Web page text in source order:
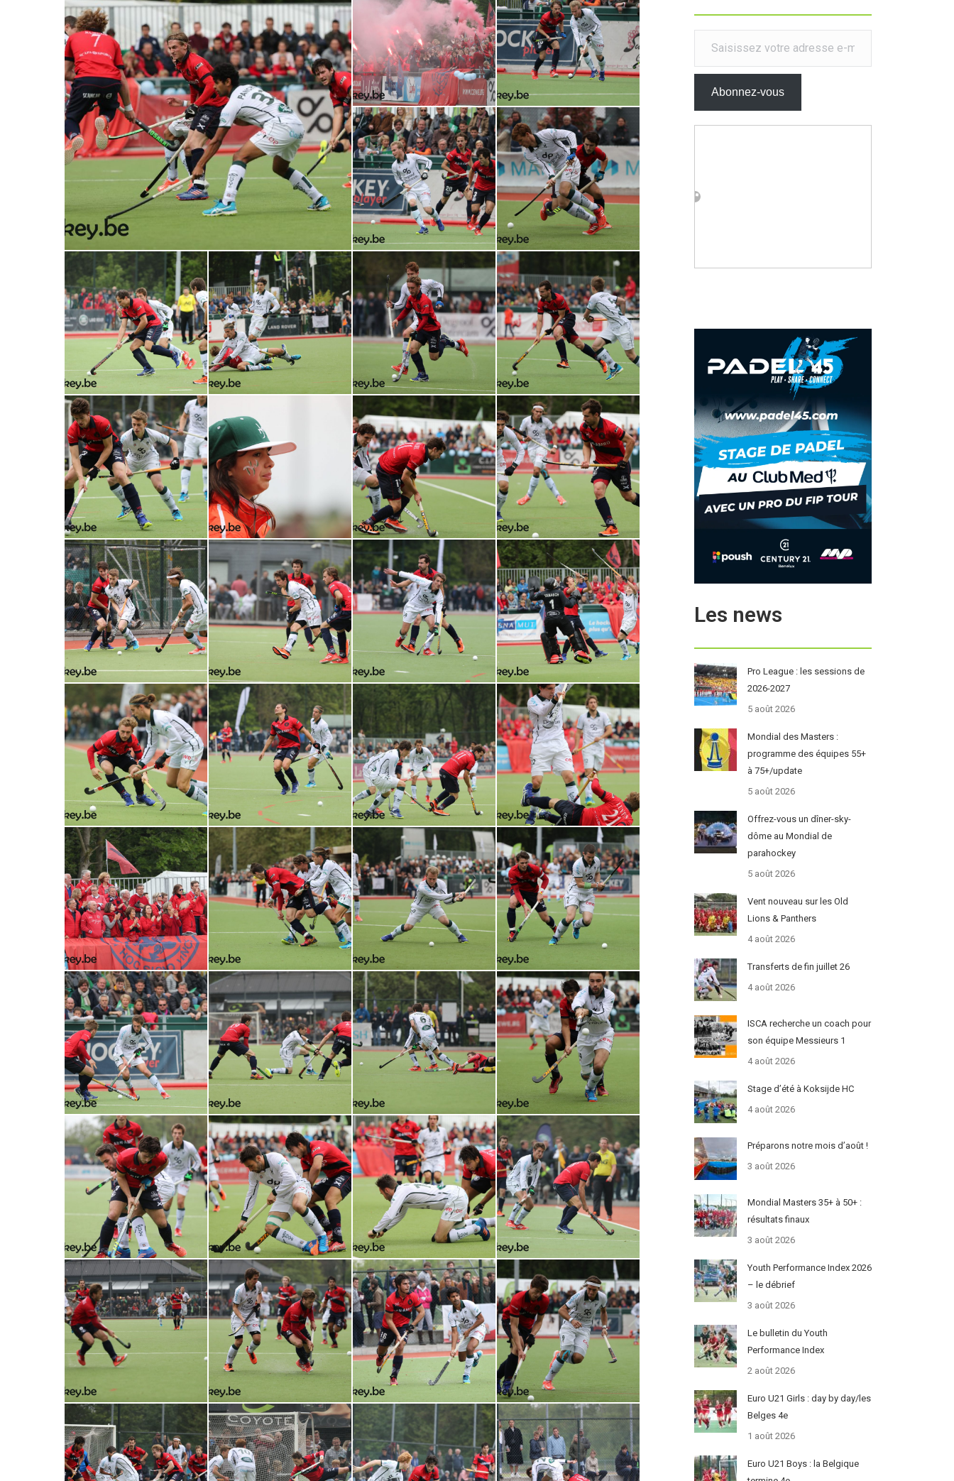
Saisissez votre adresse e-mail…
Abonnez-vous
Les news
Pro League : les sessions de
2026-2027
5 août 2026
Mondial des Masters :
programme des équipes 55+
à 75+/update
5 août 2026
Offrez-vous un dîner-sky-
dôme au Mondial de
parahockey
5 août 2026
Vent nouveau sur les Old
Lions & Panthers
4 août 2026
Transferts de fin juillet 26
4 août 2026
ISCA recherche un coach pour
son équipe Messieurs 1
4 août 2026
Stage d’été à Koksijde HC
4 août 2026
Préparons notre mois d’août !
3 août 2026
Mondial Masters 35+ à 50+ :
résultats finaux
3 août 2026
Youth Performance Index 2026
– le débrief
3 août 2026
Le bulletin du Youth
Performance Index
2 août 2026
Euro U21 Girls : day by day/les
Belges 4e
1 août 2026
Euro U21 Boys : la Belgique